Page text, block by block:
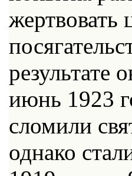
жертвовать
результате
июнь 1923
сломили
однако